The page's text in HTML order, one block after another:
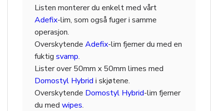
Listen monterer du enkelt med vårt
Adefix-lim, som også fuger i samme
operasjon.
Overskytende Adefix-lim fjerner du med en
fuktig svamp.
Lister over 50mm x 50mm limes med
Domostyl Hybrid i skjøtene.
Overskytende Domostyl Hybrid-lim fjerner
du med wipes.